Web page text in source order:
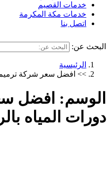
خدمات القصيم
خدمات مكة المكرمة
اتصل بنا
البحث عن:
الرئيسية
>> افضل سعر شركة ترميم
الوسم: افضل
دورات المياه